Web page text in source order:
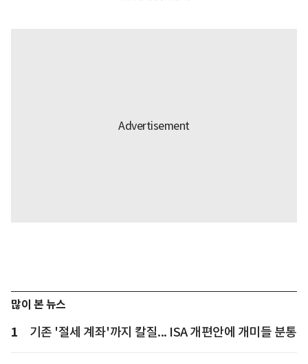
많이 본 뉴스
1 기존 '절세 계좌'까지 칼질... ISA 개편안에 개미들 분통